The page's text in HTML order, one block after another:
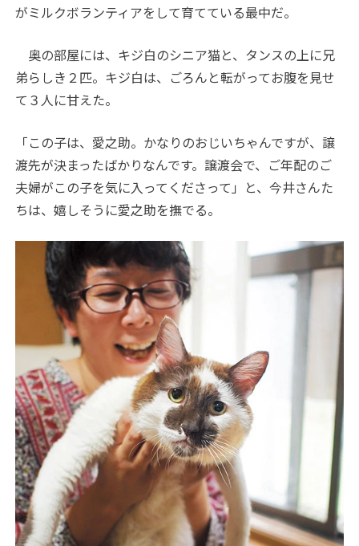
がミルクボランティアをして育てている最中だ。
奥の部屋には、キジ白のシニア猫と、タンスの上に兄
弟らしき２匹。キジ白は、ごろんと転がってお腹を見せ
て３人に甘えた。
「この子は、愛之助。かなりのおじいちゃんですが、譲
渡先が決まったばかりなんです。譲渡会で、ご年配のご
夫婦がこの子を気に入ってくださって」と、今井さんた
ちは、嬉しそうに愛之助を撫でる。